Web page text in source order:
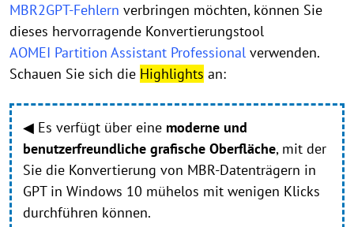
MBR2GPT-Fehlern verbringen möchten, können Sie
dieses hervorragende Konvertierungstool
AOMEI Partition Assistant Professional verwenden.
Schauen Sie sich die Highlights an:
◀ Es verfügt über eine moderne und
benutzerfreundliche grafische Oberfläche, mit der
Sie die Konvertierung von MBR-Datenträgern in
GPT in Windows 10 mühelos mit wenigen Klicks
durchführen können.